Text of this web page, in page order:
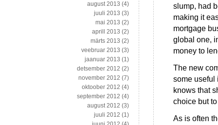
slump, had
making it
mortgage
global one,
money to
The new
some useful
knows that
choice but
As is often
august 2013 (4)
juuli 2013 (3)
mai 2013 (2)
aprill 2013 (2)
märts 2013 (2)
veebruar 2013 (3)
jaanuar 2013 (1)
detsember 2012 (2)
november 2012 (7)
oktoober 2012 (4)
september 2012 (4)
august 2012 (3)
juuli 2012 (1)